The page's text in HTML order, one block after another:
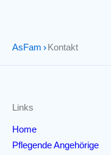
AsFam Kontakt
Links
Home
Pflegende Angehörige